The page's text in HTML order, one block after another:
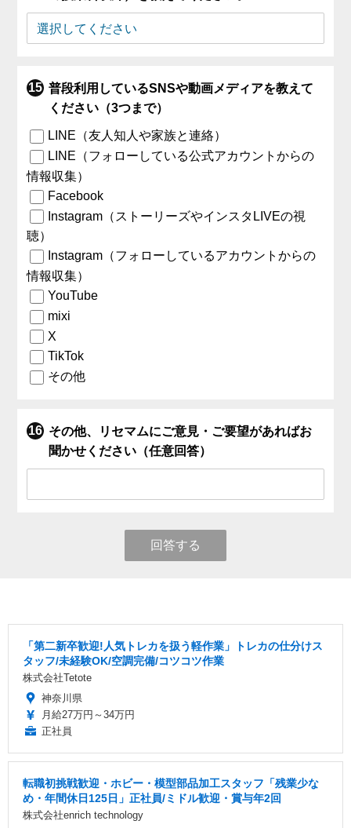
普段利用しているSNSや動画メディアを教えて
ください（3つまで）
LINE（友人知人や家族と連絡）
LINE（フォローしている公式アカウントからの
情報収集）
Facebook
Instagram（ストーリーズやインスタLIVEの視
聴）
Instagram（フォローしているアカウントからの
情報収集）
YouTube
mixi
X
TikTok
その他
その他、リセマムにご意見・ご要望があればお
聞かせください（任意回答）
回答する
「第二新卒歓迎!人気トレカを扱う軽作業」トレカの仕分けス
タッフ/未経験OK/空調完備/コツコツ作業
株式会社Tetote
神奈川県
月給27万円～34万円
正社員
転職初挑戦歓迎・ホビー・模型部品加工スタッフ「残業少な
め・年間休日125日」正社員/ミドル歓迎・賞与年2回
株式会社enrich technology